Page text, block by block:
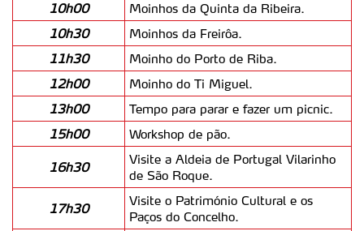
10h00
Moinhos da Quinta da Ribeira.
10h30
Moinhos da Freirôa.
11h30
Moinho do Porto de Riba.
12h00
Moinho do Ti Miguel.
13h00
Tempo para parar e fazer um picnic.
15h00
Workshop de pão.
16h30
Visite a Aldeia de Portugal Vilarinho
de São Roque.
17h30
Visite o Património Cultural e os
Paços do Concelho.